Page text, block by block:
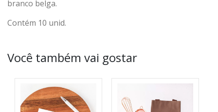
branco belga.
Contém 10 unid.
Você também vai gostar